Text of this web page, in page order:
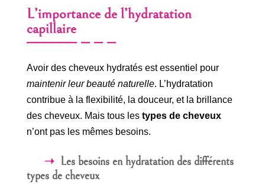
L’importance de l’hydratation
capillaire
Avoir des cheveux hydratés est essentiel pour
maintenir leur beauté naturelle. L’hydratation
contribue à la flexibilité, la douceur, et la brillance
des cheveux. Mais tous les types de cheveux
n’ont pas les mêmes besoins.
Les besoins en hydratation des différents
types de cheveux